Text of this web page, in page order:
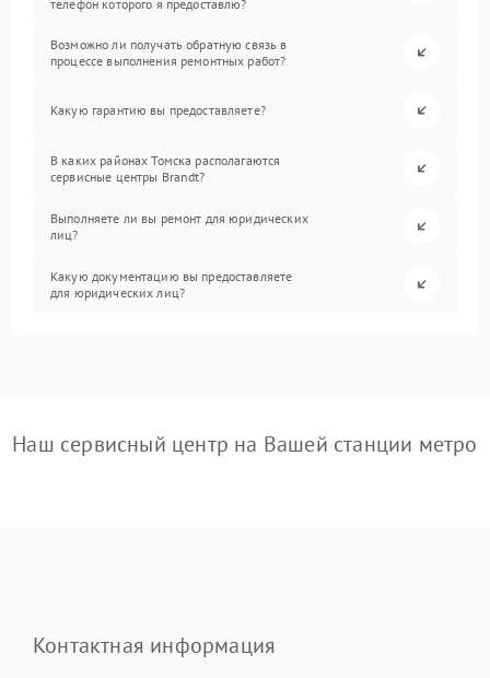
телефон которого я предоставлю?
Возможно ли получать обратную связь в
процессе выполнения ремонтных работ?
Какую гарантию вы предоставляете?
В каких районах Томска располагаются
сервисные центры Brandt?
Выполняете ли вы ремонт для юридических
лиц?
Какую документацию вы предоставляете
для юридических лиц?
Наш сервисный центр на Вашей станции метро
Контактная информация